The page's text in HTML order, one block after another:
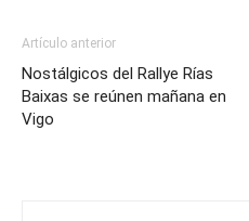
Artículo anterior
Nostálgicos del Rallye Rías
Baixas se reúnen mañana en
Vigo